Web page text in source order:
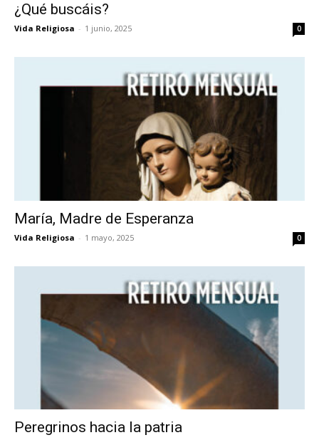
¿Qué buscáis?
Vida Religiosa - 1 junio, 2025 0
María, Madre de Esperanza
Vida Religiosa - 1 mayo, 2025 0
Peregrinos hacia la patria